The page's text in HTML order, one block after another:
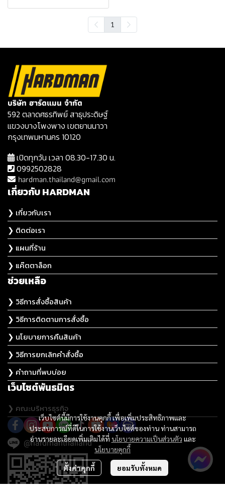
1
เว็บไซต์นี้มีการใช้งานคุกกี้ เพื่อเพิ่มประสิทธิภาพและ
ประสบการณ์ที่ดีในการใช้งานเว็บไซต์ของท่าน ท่านสามารถ
อ่านรายละเอียดเพิ่มเติมได้ที่ นโยบายความเป็นส่วนตัว และ
นโยบายคุกกี้
ตั้งค่าคุกกี้ ยอมรับทั้งหมด
บริษัท ฮาร์ดแมน จำกัด
592 ตลาดศธรทิพย์ สาธุประดิษฐ์
แขวงบางโพงพาง เขตยานนาวา
กรุงเทพมหานคร 10120
เปิดทุกวัน เวลา 08.30-17.30 น.
0992502828
hardman.thailand@gmail.com
เกี่ยวกับ HARDMAN
❯ เกี่ยวกับเรา
❯ ติดต่อเรา
❯ แผนที่ร้าน
❯ แค๊ตตาล็อก
ช่วยเหลือ
❯ วิธีการสั่งซื้อสินค้า
❯ วิธีการติดตามการสั่งซื้อ
❯ นโยบายการคืนสินค้า
❯ วิธีการยกเลิกคำสั่งซื้อ
❯ คำถามที่พบบ่อย
เว็บไซต์พันธมิตร
❯ คณะบริหารธุรกิจ
@hardmanthailand